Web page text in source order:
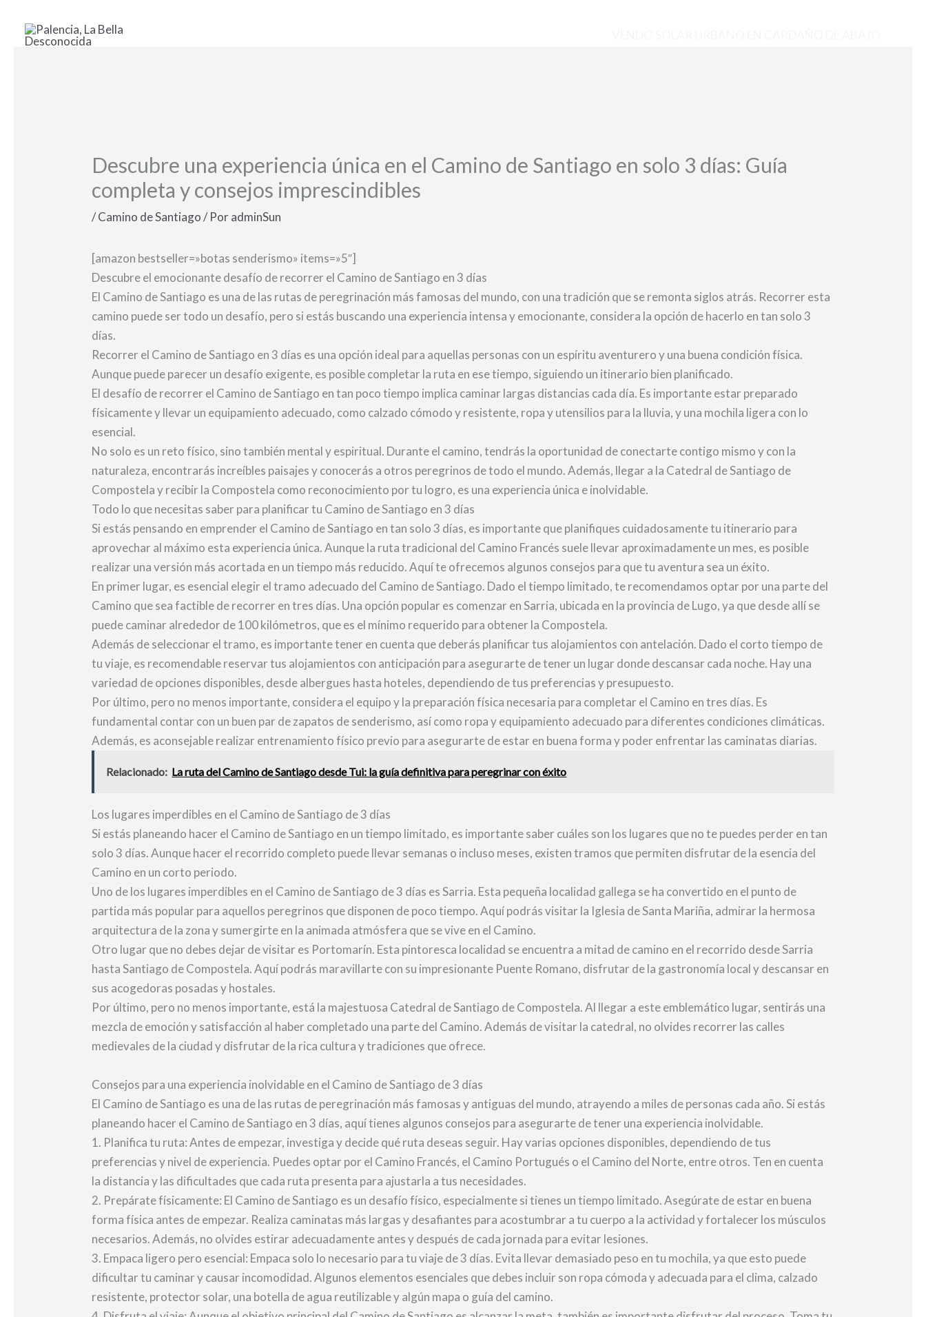
contenido
Descubre una experiencia única en el Camino de Santiago en solo 3 días: Guía
completa y consejos imprescindibles
/Camino de Santiago/ PoradminSun
[amazon bestseller=»botas senderismo» items=»5″]
Descubre el emocionante desafío de recorrer el Camino de Santiago en 3 días
El Camino de Santiago es una de las rutas de peregrinación más famosas del mundo, con una tradición que se remonta siglos atrás. Recorrer esta
camino puede ser todo un desafío, pero si estás buscando una experiencia intensa y emocionante, considera la opción de hacerlo en tan solo 3
días.
Recorrer el Camino de Santiago en 3 días es una opción ideal para aquellas personas con un espíritu aventurero y una buena condición física.
Aunque puede parecer un desafío exigente, es posible completar la ruta en ese tiempo, siguiendo un itinerario bien planificado.
El desafío de recorrer el Camino de Santiago en tan poco tiempo implica caminar largas distancias cada día. Es importante estar preparado
físicamente y llevar un equipamiento adecuado, como calzado cómodo y resistente, ropa y utensilios para la lluvia, y una mochila ligera con lo
esencial.
No solo es un reto físico, sino también mental y espiritual. Durante el camino, tendrás la oportunidad de conectarte contigo mismo y con la
naturaleza, encontrarás increíbles paisajes y conocerás a otros peregrinos de todo el mundo. Además, llegar a la Catedral de Santiago de
Compostela y recibir la Compostela como reconocimiento por tu logro, es una experiencia única e inolvidable.
Todo lo que necesitas saber para planificar tu Camino de Santiago en 3 días
Si estás pensando en emprender el Camino de Santiago en tan solo 3 días, es importante que planifiques cuidadosamente tu itinerario para
aprovechar al máximo esta experiencia única. Aunque la ruta tradicional del Camino Francés suele llevar aproximadamente un mes, es posible
realizar una versión más acortada en un tiempo más reducido. Aquí te ofrecemos algunos consejos para que tu aventura sea un éxito.
En primer lugar, es esencial elegir el tramo adecuado del Camino de Santiago. Dado el tiempo limitado, te recomendamos optar por una parte del
Camino que sea factible de recorrer en tres días. Una opción popular es comenzar en Sarria, ubicada en la provincia de Lugo, ya que desde allí se
puede caminar alrededor de 100 kilómetros, que es el mínimo requerido para obtener la Compostela.
Además de seleccionar el tramo, es importante tener en cuenta que deberás planificar tus alojamientos con antelación. Dado el corto tiempo de
tu viaje, es recomendable reservar tus alojamientos con anticipación para asegurarte de tener un lugar donde descansar cada noche. Hay una
variedad de opciones disponibles, desde albergues hasta hoteles, dependiendo de tus preferencias y presupuesto.
Por último, pero no menos importante, considera el equipo y la preparación física necesaria para completar el Camino en tres días. Es
fundamental contar con un buen par de zapatos de senderismo, así como ropa y equipamiento adecuado para diferentes condiciones climáticas.
Además, es aconsejable realizar entrenamiento físico previo para asegurarte de estar en buena forma y poder enfrentar las caminatas diarias.
Relacionado: La ruta del Camino de Santiago desde Tui: la guía definitiva para peregrinar con éxito
Los lugares imperdibles en el Camino de Santiago de 3 días
Si estás planeando hacer el Camino de Santiago en un tiempo limitado, es importante saber cuáles son los lugares que no te puedes perder en tan
solo 3 días. Aunque hacer el recorrido completo puede llevar semanas o incluso meses, existen tramos que permiten disfrutar de la esencia del
Camino en un corto periodo.
Uno de los lugares imperdibles en el Camino de Santiago de 3 días es Sarria. Esta pequeña localidad gallega se ha convertido en el punto de
partida más popular para aquellos peregrinos que disponen de poco tiempo. Aquí podrás visitar la Iglesia de Santa Mariña, admirar la hermosa
arquitectura de la zona y sumergirte en la animada atmósfera que se vive en el Camino.
Otro lugar que no debes dejar de visitar es Portomarín. Esta pintoresca localidad se encuentra a mitad de camino en el recorrido desde Sarria
hasta Santiago de Compostela. Aquí podrás maravillarte con su impresionante Puente Romano, disfrutar de la gastronomía local y descansar en
sus acogedoras posadas y hostales.
Por último, pero no menos importante, está la majestuosa Catedral de Santiago de Compostela. Al llegar a este emblemático lugar, sentirás una
mezcla de emoción y satisfacción al haber completado una parte del Camino. Además de visitar la catedral, no olvides recorrer las calles
medievales de la ciudad y disfrutar de la rica cultura y tradiciones que ofrece.
Consejos para una experiencia inolvidable en el Camino de Santiago de 3 días
El Camino de Santiago es una de las rutas de peregrinación más famosas y antiguas del mundo, atrayendo a miles de personas cada año. Si estás
planeando hacer el Camino de Santiago en 3 días, aquí tienes algunos consejos para asegurarte de tener una experiencia inolvidable.
1. Planifica tu ruta: Antes de empezar, investiga y decide qué ruta deseas seguir. Hay varias opciones disponibles, dependiendo de tus
preferencias y nivel de experiencia. Puedes optar por el Camino Francés, el Camino Portugués o el Camino del Norte, entre otros. Ten en cuenta
la distancia y las dificultades que cada ruta presenta para ajustarla a tus necesidades.
2. Prepárate físicamente: El Camino de Santiago es un desafío físico, especialmente si tienes un tiempo limitado. Asegúrate de estar en buena
forma física antes de empezar. Realiza caminatas más largas y desafiantes para acostumbrar a tu cuerpo a la actividad y fortalecer los músculos
necesarios. Además, no olvides estirar adecuadamente antes y después de cada jornada para evitar lesiones.
3. Empaca ligero pero esencial: Empaca solo lo necesario para tu viaje de 3 días. Evita llevar demasiado peso en tu mochila, ya que esto puede
dificultar tu caminar y causar incomodidad. Algunos elementos esenciales que debes incluir son ropa cómoda y adecuada para el clima, calzado
resistente, protector solar, una botella de agua reutilizable y algún mapa o guía del camino.